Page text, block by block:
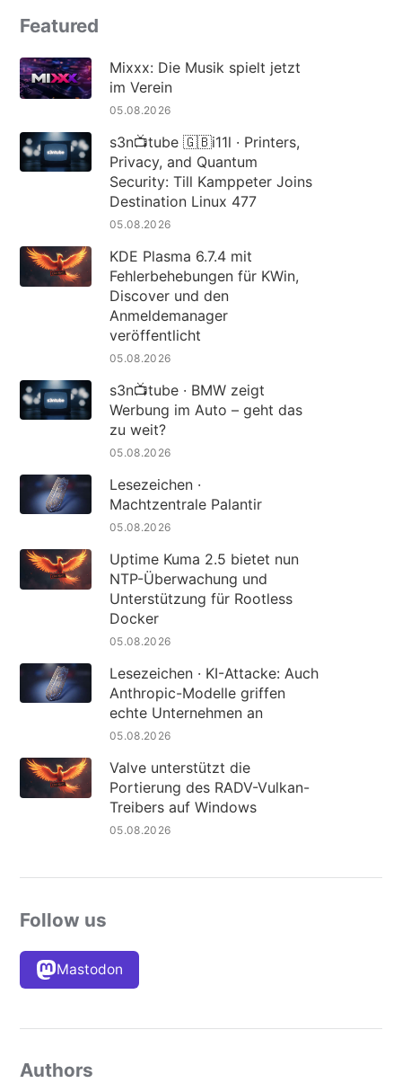
Featured
Mixxx: Die Musik spielt jetzt
im Verein
05.08.2026
s3n📺tube 🇬🇧i11l · Printers,
Privacy, and Quantum
Security: Till Kamppeter Joins
Destination Linux 477
05.08.2026
KDE Plasma 6.7.4 mit
Fehlerbehebungen für KWin,
Discover und den
Anmeldemanager
veröffentlicht
05.08.2026
s3n📺tube · BMW zeigt
Werbung im Auto – geht das
zu weit?
05.08.2026
Lesezeichen ·
Machtzentrale Palantir
05.08.2026
Uptime Kuma 2.5 bietet nun
NTP-Überwachung und
Unterstützung für Rootless
Docker
05.08.2026
Lesezeichen · KI-Attacke: Auch
Anthropic-Modelle griffen
echte Unternehmen an
05.08.2026
Valve unterstützt die
Portierung des RADV-Vulkan-
Treibers auf Windows
05.08.2026
Follow us
Mastodon
Authors